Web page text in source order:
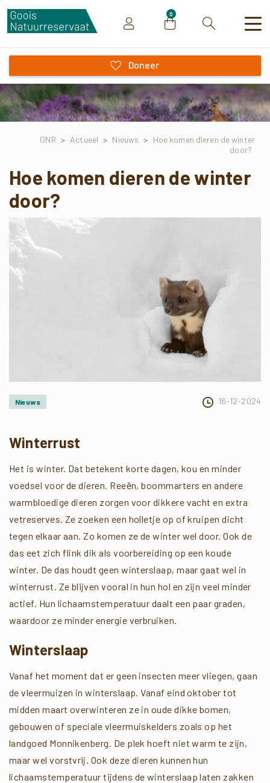
0
Zoeken
Doneer
GNR > Actueel > Nieuws > Hoe komen dieren de winter
door?
Hoe komen dieren de winter
door?
Nieuws 16-12-2024
Winterrust
Het is winter. Dat betekent korte dagen, kou en minder
voedsel voor de dieren. Reeën, boommarters en andere
warmbloedige dieren zorgen voor dikkere vacht en extra
vetreserves. Ze zoeken een holletje op of kruipen dicht
tegen elkaar aan. Zo komen ze de winter wel door. Ook de
das eet zich flink dik als voorbereiding op een koude
winter. De das houdt geen winterslaap, maar gaat wel in
winterrust. Ze blijven vooral in hun hol en zijn veel minder
actief. Hun lichaamstemperatuur daalt een paar graden,
waardoor ze minder energie verbruiken.
Winterslaap
Vanaf het moment dat er geen insecten meer vliegen, gaan
de vleermuizen in winterslaap. Vanaf eind oktober tot
midden maart overwinteren ze in oude dikke bomen,
gebouwen of speciale vleermuiskelders zoals op het
landgoed Monnikenberg. De plek hoeft niet warm te zijn,
maar wel vorstvrij. Ook deze dieren kunnen hun
lichaamstemperatuur tijdens de winterslaap laten zakken